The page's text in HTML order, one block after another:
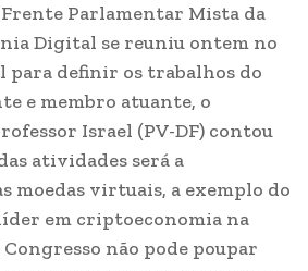
Parlamentar Mista da
Digital se reuniu ontem no
para definir os trabalhos do
e membro atuante, o
Israel (PV-DF) contou
atividades será a
moedas virtuais, a exemplo do
em criptoeconomia na
não pode poupar